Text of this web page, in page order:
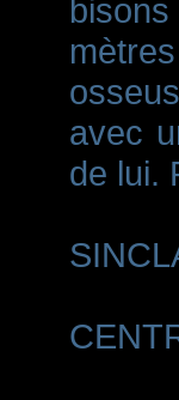
avec
de lui.